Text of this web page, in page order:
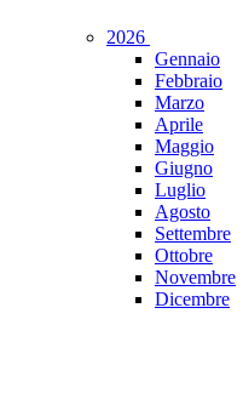
2026
Gennaio
Febbraio
Marzo
Aprile
Maggio
Giugno
Luglio
Agosto
Settembre
Ottobre
Novembre
Dicembre